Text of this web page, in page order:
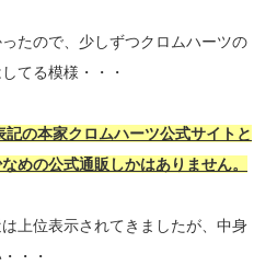
たので、少しずつクロムハーツの
てる模様・・・
の本家クロムハーツ公式サイトと
めの公式通販しかはありません。
上位表示されてきましたが、中身
・・